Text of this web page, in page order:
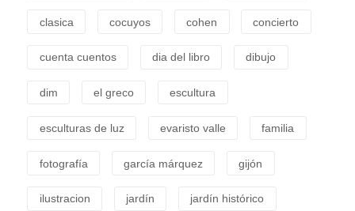
clasica cocuyos cohen concierto
cuenta cuentos dia del libro dibujo
dim el greco escultura
esculturas de luz evaristo valle familia
fotografía garcía márquez gijón
ilustracion jardín jardín histórico